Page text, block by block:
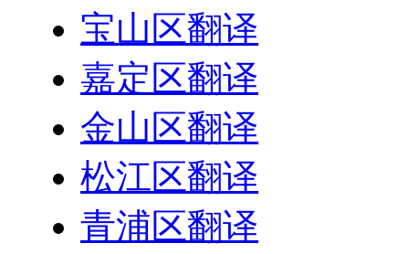
宝山区翻译
嘉定区翻译
金山区翻译
松江区翻译
青浦区翻译